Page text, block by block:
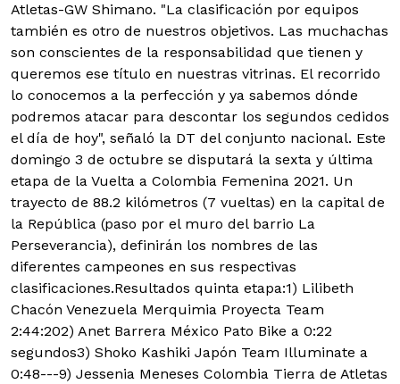
Atletas-GW Shimano. "La clasificación por equipos
también es otro de nuestros objetivos. Las muchachas
son conscientes de la responsabilidad que tienen y
queremos ese título en nuestras vitrinas. El recorrido
lo conocemos a la perfección y ya sabemos dónde
podremos atacar para descontar los segundos cedidos
el día de hoy", señaló la DT del conjunto nacional. Este
domingo 3 de octubre se disputará la sexta y última
etapa de la Vuelta a Colombia Femenina 2021. Un
trayecto de 88.2 kilómetros (7 vueltas) en la capital de
la República (paso por el muro del barrio La
Perseverancia), definirán los nombres de las
diferentes campeones en sus respectivas
clasificaciones.Resultados quinta etapa:1) Lilibeth
Chacón Venezuela Merquimia Proyecta Team
2:44:202) Anet Barrera México Pato Bike a 0:22
segundos3) Shoko Kashiki Japón Team Illuminate a
0:48---9) Jessenia Meneses Colombia Tierra de Atletas